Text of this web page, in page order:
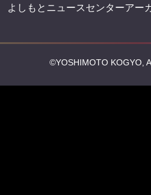
よしもとニュースセンターアー
©YOSHIMOTO KOGYO,